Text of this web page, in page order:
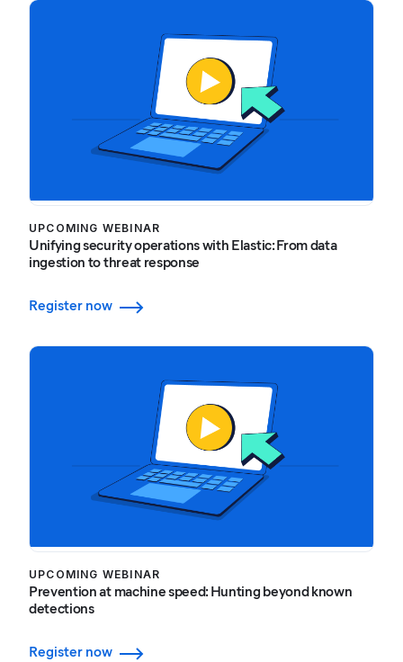
UPCOMING WEBINAR
Unifying security operations with Elastic: From data
ingestion to threat response
Register now
UPCOMING WEBINAR
Prevention at machine speed: Hunting beyond known
detections
Register now